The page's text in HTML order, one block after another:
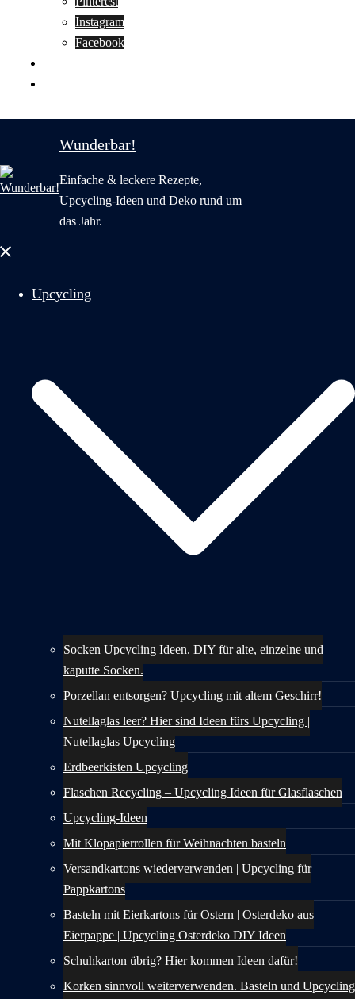
Instagram
Facebook
Wunderbar!
Einfache & leckere Rezepte,
Upcycling-Ideen und Deko rund um
das Jahr.
Menü
Upcycling
Socken Upcycling Ideen. DIY für alte, einzelne und
kaputte Socken.
Porzellan entsorgen? Upcycling mit altem Geschirr!
Nutellaglas leer? Hier sind Ideen fürs Upcycling |
Nutellaglas Upcycling
Erdbeerkisten Upcycling
Flaschen Recycling – Upcycling Ideen für Glasflaschen
Upcycling-Ideen
Mit Klopapierrollen für Weihnachten basteln
Versandkartons wiederverwenden | Upcycling für
Pappkartons
Basteln mit Eierkartons für Ostern | Osterdeko aus
Eierpappe | Upcycling Osterdeko DIY Ideen
Schuhkarton übrig? Hier kommen Ideen dafür!
Korken sinnvoll weiterverwenden. Basteln und Upcycling